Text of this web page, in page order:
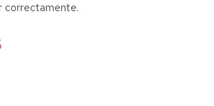
correctamente.